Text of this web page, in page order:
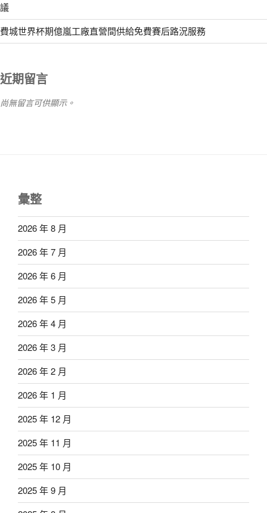
議
費城世界杯期億嵐工廠直營間供給免費賽后路況服務
近期留言
尚無留言可供顯示。
彙整
2026 年 8 月
2026 年 7 月
2026 年 6 月
2026 年 5 月
2026 年 4 月
2026 年 3 月
2026 年 2 月
2026 年 1 月
2025 年 12 月
2025 年 11 月
2025 年 10 月
2025 年 9 月